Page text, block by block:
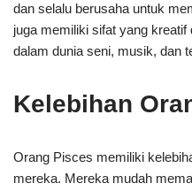
dan selalu berusaha untuk
juga memiliki sifat yang
dalam dunia seni, musik, dan
Kelebihan
Orang Pisces memiliki
mereka. Mereka mudah